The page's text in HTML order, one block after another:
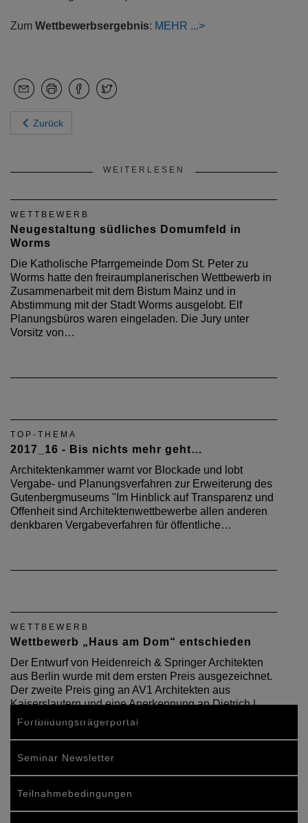
Zum Wettbewerbsergebnis: MEHR
Zurück
WEITERLESEN
WETTBEWERB
Neugestaltung südliches Domumfeld in
Worms
Die Katholische Pfarrgemeinde Dom St. Peter zu
Worms hatte den freiraumplanerischen Wettbewerb in
Zusammenarbeit mit dem Bistum Mainz und in
Abstimmung mit der Stadt Worms ausgelobt. Elf
Planungsbüros waren eingeladen. Die Jury unter
Vorsitz von…
TOP-THEMA
2017_16 - Bis nichts mehr geht…
Architektenkammer warnt vor Blockade und lobt
Vergabe- und Planungsverfahren zur Erweiterung des
Gutenbergmuseums "Im Hinblick auf Transparenz und
Offenheit sind Architektenwettbewerbe allen anderen
denkbaren Vergabeverfahren für öffentliche…
WETTBEWERB
Wettbewerb „Haus am Dom“ entschieden
Der Entwurf von Heidenreich & Springer Architekten
aus Berlin wurde mit dem ersten Preis ausgezeichnet.
Der zweite Preis ging an AV1 Architekten aus
Kaiserslautern und eine Anerkennung an Dietrich |
Untertrifaller Architekten, Innsbruck/Wien.
Fortbildungsträgerportal
Seminar Newsletter
Teilnahmebedingungen